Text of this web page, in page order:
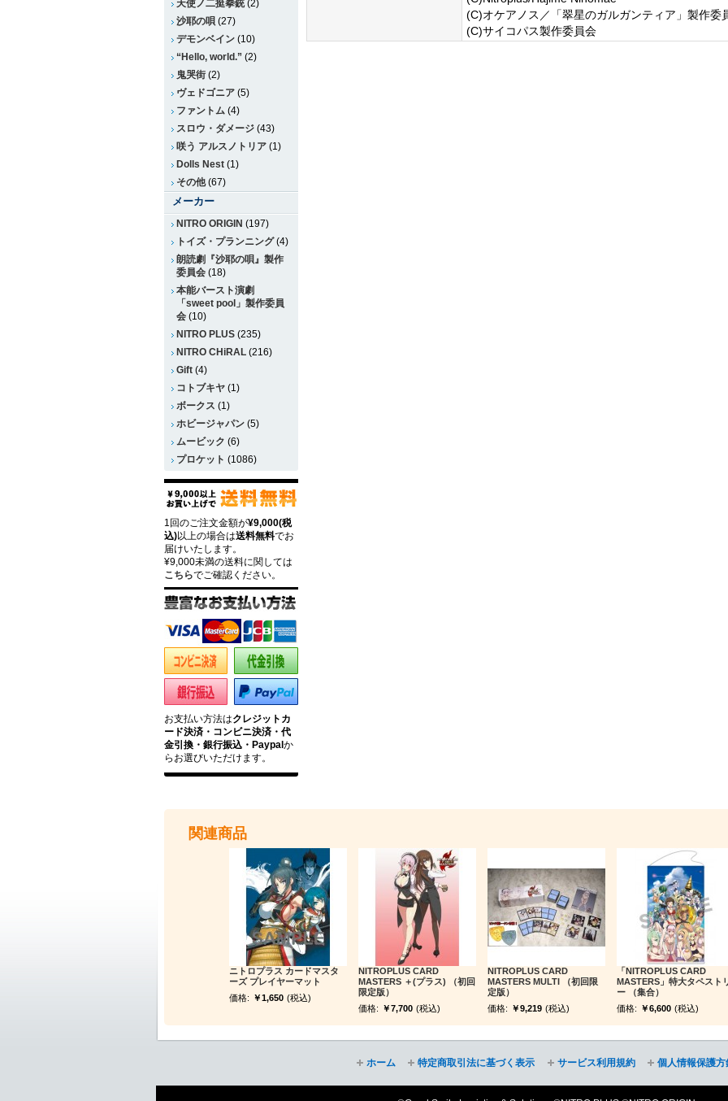
(C)オケアノス／「翠星のガルガンティア」製作委
(C)サイコパス製作委員会
天使ノ二挺拳銃(2)
沙耶の唄 (27)
デモンベイン (10)
“Hello, world.” (2)
鬼哭街 (2)
ヴェドゴニア (5)
ファントム (4)
スロウ・ダメージ (43)
咲う アルスノトリア (1)
Dolls Nest (1)
その他(67)
メーカー
NITRO ORIGIN (197)
トイズ・プランニング(4)
朗読劇『沙耶の唄』製作
委員会 (18)
本能バースト演劇
「sweet pool」製作委員
会 (10)
NITRO PLUS (235)
NITRO CHiRAL (216)
Gift (4)
コトブキヤ (1)
ボークス (1)
ホビージャパン (5)
ムービック (6)
プロケット (1086)
1回のご注文金額が¥9,000(税
込)以上の場合は送料無料でお
届けいたします。
¥9,000未満の送料に関しては
こちらでご確認ください。
お支払い方法はクレジットカ
ード決済・コンビニ決済・代
金引換・銀行振込・Paypalか
らお選びいただけます。
関連商品
ニトロプラス カードマスタ
ーズ プレイヤーマット
価格: ￥1,650 (税込)
NITROPLUS CARD
MASTERS ＋(プラス) （初回
限定版）
価格: ￥7,700 (税込)
NITROPLUS CARD
MASTERS MULTI （初回限
定版）
価格: ￥9,219 (税込)
「NITROPLUS CARD
MASTERS」特大タペスト
ー （集合）
価格: ￥6,600 (税込)
ホーム 特定商取引法に基づく表示 サービス利用規約 個人情報保護方